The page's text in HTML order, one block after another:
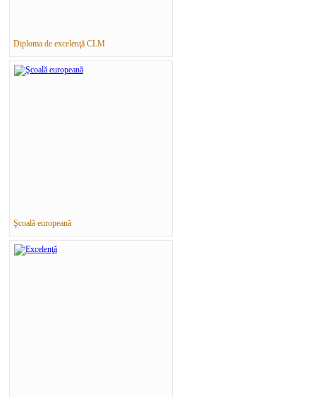
Diploma de excelenţă CLM
Şcoală europeană